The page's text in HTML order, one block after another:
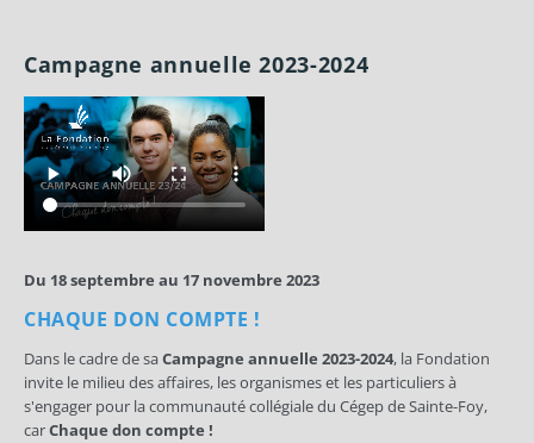
Campagne annuelle 2023-2024
Du 18 septembre au 17 novembre 2023
CHAQUE DON COMPTE !
Dans le cadre de saCampagne annuelle 2023-2024, la Fondation
invite le milieu des affaires, les organismes et les particuliers à
s'engager pour la communauté collégiale du Cégep de Sainte-Foy,
carChaque don compte !